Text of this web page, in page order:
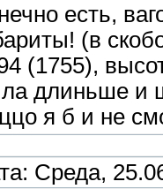
есть,
(в
(1755),
длиньше и
я б и не
Среда,